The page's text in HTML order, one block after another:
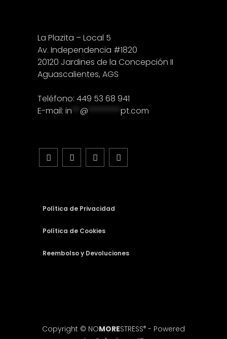
La Plazita – Local 5
Av. Independencia #1820
20120 Jardines de la Concepción II
Aguascalientes, AGS
Teléfono: 449 53 68 941
E-mail: in @ pt.com
Política de Privacidad
Política de Cookies
Reembolso y Devoluciones
Copyright © NOMORESTRESS® - Powered